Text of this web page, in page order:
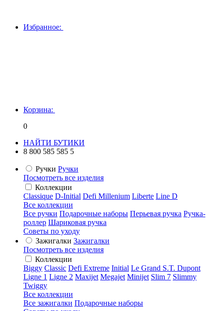
Избранное:
Корзина:
0
НАЙТИ БУТИКИ
8 800 585 585 5
Ручки Ручки
Посмотреть все изделия
Коллекции
Classique D-Initial Defi Millenium Liberte Line D
Все коллекции
Все ручки Подарочные наборы Перьевая ручка Ручка-
роллер Шариковая ручка
Советы по уходу
Зажигалки Зажигалки
Посмотреть все изделия
Коллекции
Biggy Classic Defi Extreme Initial Le Grand S.T. Dupont
Ligne 1 Ligne 2 Maxijet Megajet Minijet Slim 7 Slimmy
Twiggy
Все коллекции
Все зажигалки Подарочные наборы